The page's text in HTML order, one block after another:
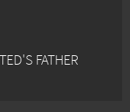
FATHER